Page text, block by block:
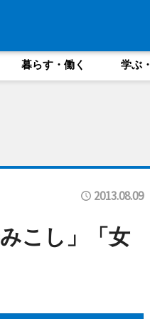
暮らす・働く 学ぶ
2013.08.09
こし」「女